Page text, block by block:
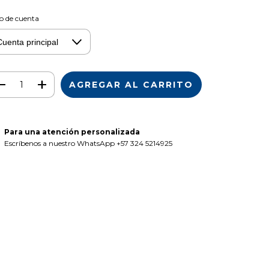
de cuenta
Para una atención personalizada
Escríbenos a nuestro WhatsApp +57 324 5214925